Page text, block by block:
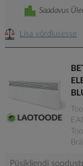
Lisa võrdlusesse
Saadavus
Püsikliendi